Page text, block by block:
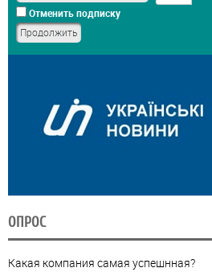
Отменить подписку
ОПРОС
Какая компания самая успешнная?